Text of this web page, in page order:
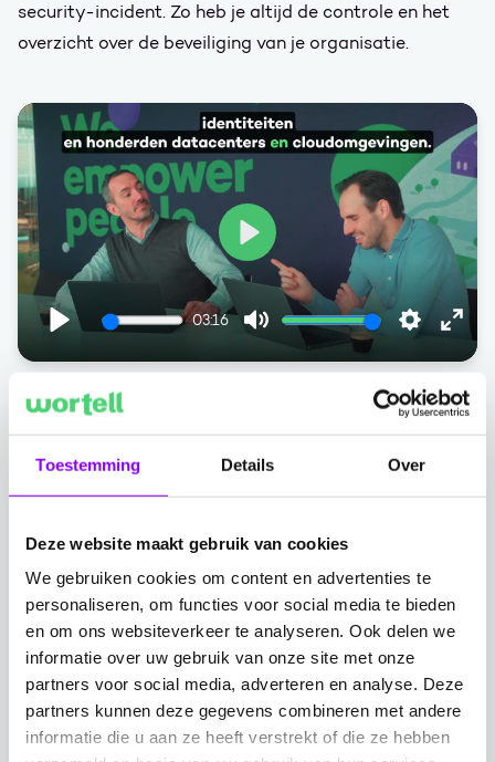
Toestemming Details Over
Deze website maakt gebruik van cookies
We gebruiken cookies om content en advertenties te
personaliseren, om functies voor social media te bieden
en om ons websiteverkeer te analyseren. Ook delen we
informatie over uw gebruik van onze site met onze
partners voor social media, adverteren en analyse. Deze
partners kunnen deze gegevens combineren met andere
informatie die u aan ze heeft verstrekt of die ze hebben
security-incident. Zo heb je altijd de controle en het
overzicht over de beveiliging van je organisatie.
03:16
SettingsEnter
Play
Allesomvattende bescherming met Wortell
MxDR: Multi-cloud, optimalisatie en
gecertificeerde veiligheid
volgendevijf belangrijke voordelen:
Onze dienst beschermt multi-cloud. Dat betekent
dat we security-incidenten monitoren, detecteren
en erop reageren binnen Microsoft 365, cloud-
infrastructuren, on-premise omgevingen, hybride
omgevingen, open-source oplossingen en